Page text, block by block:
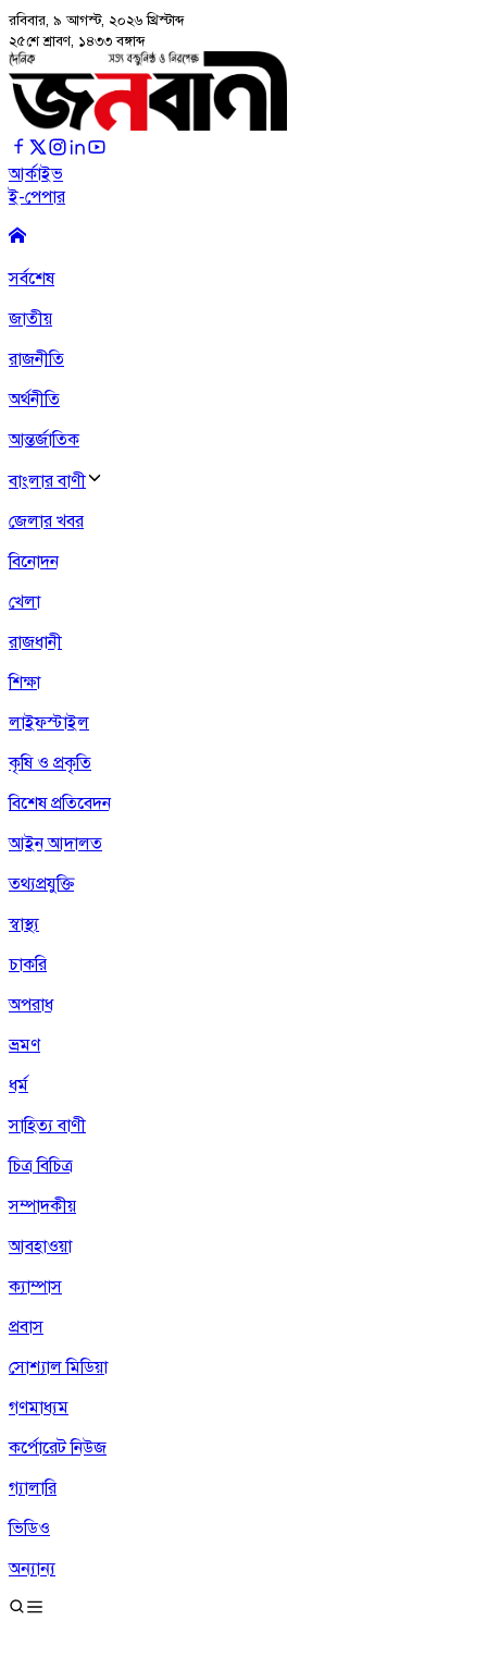
রবিবার, ৯ আগস্ট, ২০২৬ খ্রিস্টাব্দ
২৫শে শ্রাবণ, ১৪৩৩ বঙ্গাব্দ
আর্কাইভ
ই-পেপার
সর্বশেষ
জাতীয়
রাজনীতি
অর্থনীতি
আন্তর্জাতিক
বাংলার বাণী
জেলার খবর
বিনোদন
খেলা
রাজধানী
শিক্ষা
লাইফস্টাইল
কৃষি ও প্রকৃতি
বিশেষ প্রতিবেদন
আইন আদালত
তথ্যপ্রযুক্তি
স্বাস্থ্য
চাকরি
অপরাধ
ভ্রমণ
ধর্ম
সাহিত্য বাণী
চিত্র বিচিত্র
সম্পাদকীয়
আবহাওয়া
ক্যাম্পাস
প্রবাস
সোশ্যাল মিডিয়া
গণমাধ্যম
কর্পোরেট নিউজ
গ্যালারি
ভিডিও
অন্যান্য